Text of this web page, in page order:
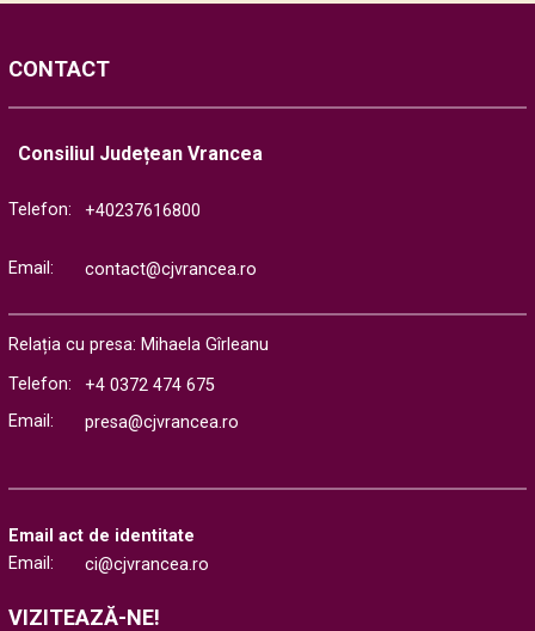
CONTACT
Consiliul Județean Vrancea
Telefon: +40237616800
Email: contact@cjvrancea.ro
Relația cu presa: Mihaela Gîrleanu
Telefon:
+4 0372 474 675
Email:
presa@cjvrancea.ro
Email act de identitate
Email:
ci@cjvrancea.ro
VIZITEAZĂ-NE!